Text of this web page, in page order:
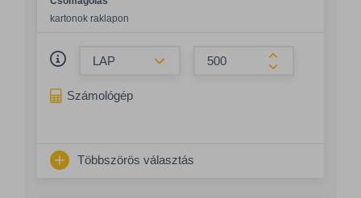
kartonok raklapon
Összeg
Számológép
Többszörös választás